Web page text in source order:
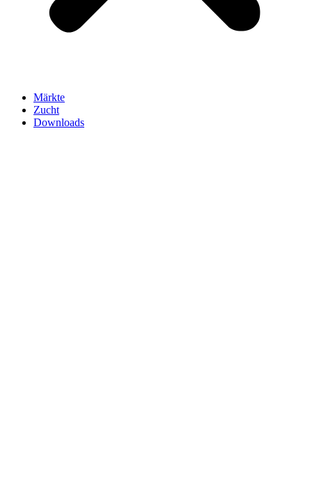
Märkte
Zucht
Downloads